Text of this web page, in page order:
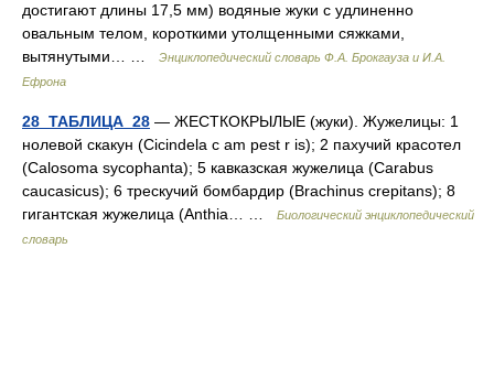
достигают длины 17,5 мм) водяные жуки с удлиненно
овальным телом, короткими утолщенными сяжками,
вытянутыми… …
Энциклопедический словарь Ф.А. Брокгауза и И.А.
Ефрона
28_ТАБЛИЦА_28 — ЖЕСТКОКРЫЛЫЕ (жуки). Жужелицы: 1
нолевой скакун (Cicindela с am pest r is); 2 пахучий красотел
(Calosoma sycophanta); 5 кавказская жужелица (Carabus
caucasicus); 6 трескучий бомбардир (Brachinus crepitans); 8
гигантская жужелица (Anthia… …
Биологический энциклопедический
словарь